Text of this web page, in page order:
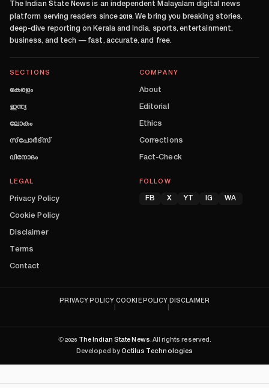
The Indian State News is an independent Malayalam digital news
platform serving readers since 2019. We bring you breaking stories,
deep-dive reporting on Kerala and India, sports, entertainment,
business, and tech — fast, accurate, and free.
SECTIONS
കേരളം
ഇന്ത്യ
ലോകം
സ്പോർട്സ്
വിനോദം
COMPANY
About
Editorial
Ethics
Corrections
Fact-Check
LEGAL
Privacy Policy
Cookie Policy
Disclaimer
Terms
Contact
FOLLOW
FB X YT IG WA
PRIVACY POLICY COOKIE POLICY DISCLAIMER
©2026 The Indian State News. All rights reserved.
Developed by Octilus Technologies